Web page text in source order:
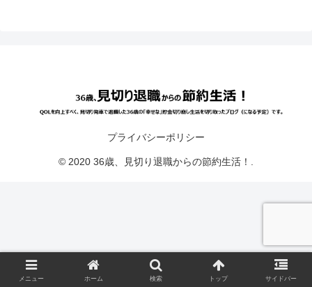
プライバシーポリシー
© 2020 36歳、見切り退職からの節約生活！.
メニュー ホーム 検索 トップ サイドバー